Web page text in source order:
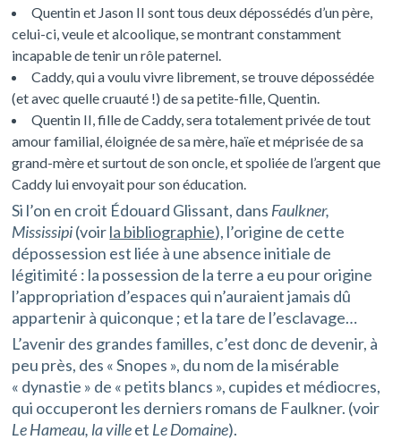
Quentin et Jason II sont tous deux dépossédés d’un père,
celui-ci, veule et alcoolique, se montrant constamment
incapable de tenir un rôle paternel.
Caddy, qui a voulu vivre librement, se trouve dépossédée
(et avec quelle cruauté !) de sa petite-fille, Quentin.
Quentin II, fille de Caddy, sera totalement privée de tout
amour familial, éloignée de sa mère, haïe et méprisée de sa
grand-mère et surtout de son oncle, et spoliée de l’argent que
Caddy lui envoyait pour son éducation.
Si l’on en croit Édouard Glissant, dans Faulkner,
Mississipi(voirla bibliographie), l’origine de cette
dépossession est liée à une absence initiale de
légitimité : la possession de la terre a eu pour origine
l’appropriation d’espaces qui n’auraient jamais dû
appartenir à quiconque ; et la tare de l’esclavage…
L’avenir des grandes familles, c’est donc de devenir, à
peu près, des « Snopes », du nom de la misérable
« dynastie » de « petits blancs », cupides et médiocres,
qui occuperont les derniers romans de Faulkner. (voir
Le Hameau, la villeet Le Domaine).